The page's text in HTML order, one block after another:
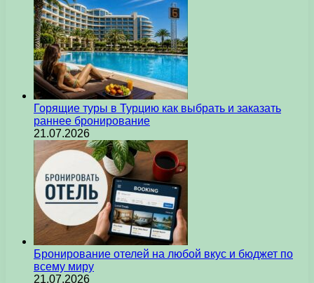
Горящие туры в Турцию как выбрать и заказать
раннее бронирование
21.07.2026
Бронирование отелей на любой вкус и бюджет по
всему миру
21.07.2026